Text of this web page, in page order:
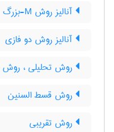
آنالیز روش M-بزرگ
آنالیز روش دو فازی
روش تحلیلی ، روش
روش قسط السنین
روش تقریبی